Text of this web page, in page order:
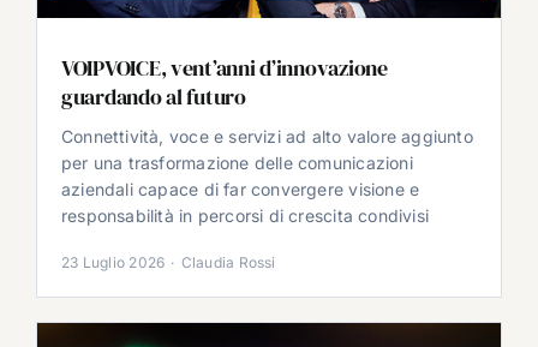
VOIPVOICE, vent’anni d’innovazione
guardando al futuro
Connettività, voce e servizi ad alto valore aggiunto
per una trasformazione delle comunicazioni
aziendali capace di far convergere visione e
responsabilità in percorsi di crescita condivisi
23 Luglio 2026 · Claudia Rossi